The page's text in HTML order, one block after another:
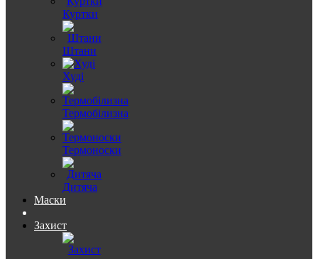
Куртки
Штани
Худі
Термобілизна
Термоноски
Дитяча
Маски
Захист